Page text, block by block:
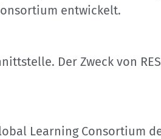
entwickelt.
Der Zweck von
Learning Consortium